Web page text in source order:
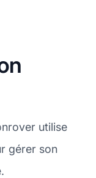
utilise
gérer son